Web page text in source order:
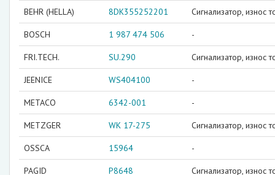
BEHR (HELLA) 8DK355252201 Сигнализатор, износ
BOSCH 1 987 474 506 -
FRI.TECH. SU.290 Сигнализатор, износ
JEENICE WS404100 -
METACO 6342-001 -
METZGER WK 17-275 Сигнализатор, износ
OSSCA 15964 -
PAGID P8648 Сигнализатор, износ